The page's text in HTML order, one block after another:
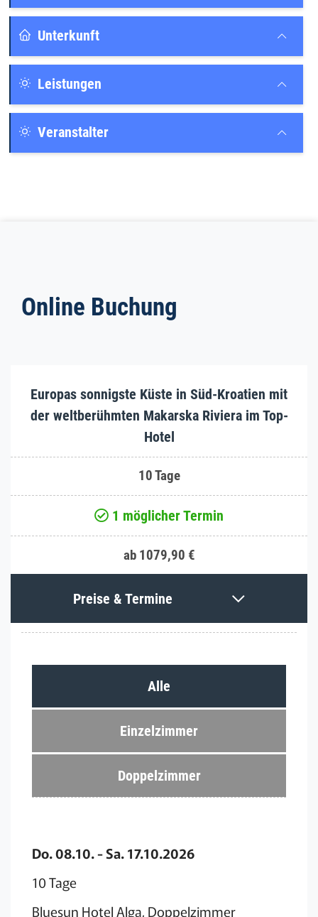
Unterkunft
Leistungen
Veranstalter
Online Buchung
Europas sonnigste Küste in Süd-Kroatien mit
der weltberühmten Makarska Riviera im Top-
Hotel
10 Tage
1 möglicher Termin
ab 1079,90 €
Preise & Termine
Alle
Einzelzimmer
Doppelzimmer
Do. 08.10. - Sa. 17.10.2026
10 Tage
Bluesun Hotel Alga, Doppelzimmer